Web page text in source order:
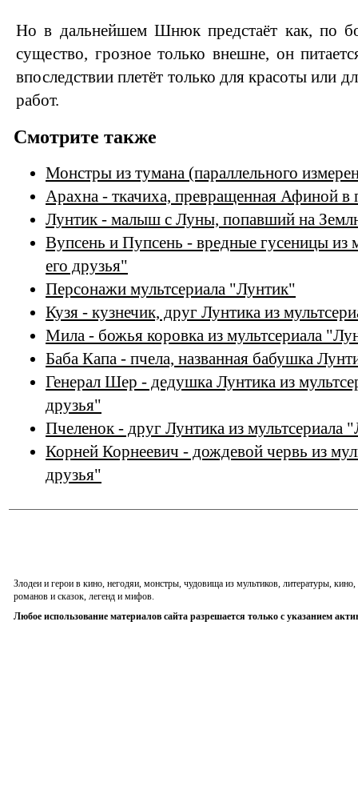
Но в дальнейшем Шнюк предстаёт как, по
существо, грозное только внешне, он
впоследствии плетёт только для красоты или
работ.
Смотрите также
Монстры из тумана (параллельного
Арахна - ткачиха, превращенная Афиной в
Лунтик - малыш с Луны, попавший на
Вупсень и Пупсень - вредные гусеницы из
его друзья"
Персонажи мультсериала "Лунтик"
Кузя - кузнечик, друг Лунтика из
Мила - божья коровка из мультсериала
Баба Капа - пчела, названная бабушка
Генерал Шер - дедушка Лунтика из
друзья"
Пчеленок - друг Лунтика из мультсериала
Корней Корнеевич - дождевой червь из
друзья"
Злодеи и герои в кино, негодяи, монстры, чудовища из мультиков, литературы,
романов и сказок, легенд и мифов.
Любое использование материалов сайта разрешается только с указанием